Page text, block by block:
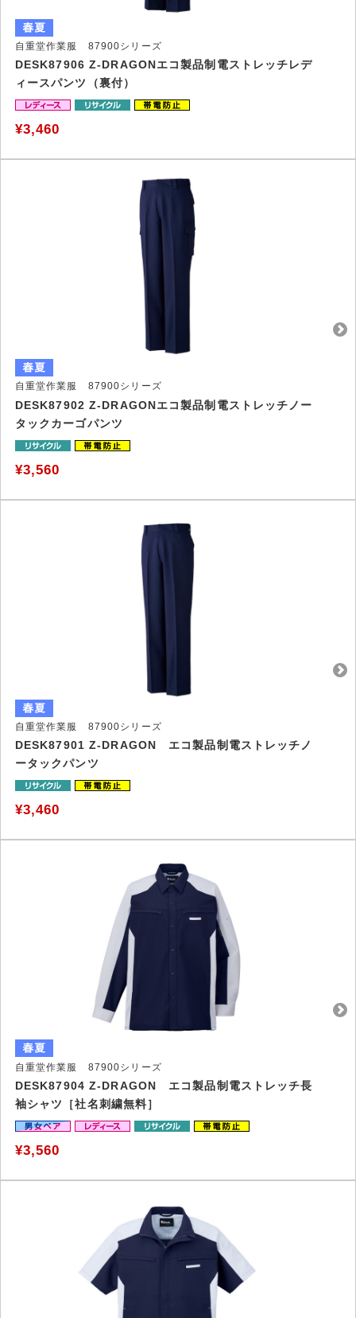
自重堂作業服 87900シリーズ
DESK87906 Z-DRAGONエコ製品制電ストレッチレデ
ィースパンツ（裏付）
¥3,460
自重堂作業服 87900シリーズ
DESK87902 Z-DRAGONエコ製品制電ストレッチノー
タックカーゴパンツ
¥3,560
自重堂作業服 87900シリーズ
DESK87901 Z-DRAGON エコ製品制電ストレッチノ
ータックパンツ
¥3,460
自重堂作業服 87900シリーズ
DESK87904 Z-DRAGON エコ製品制電ストレッチ長
袖シャツ［社名刺繍無料］
¥3,560